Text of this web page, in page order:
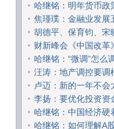
哈继铭：明年货币政
焦瑾璞：金融业发展
胡德平、保育钧、宋
财新峰会《中国改革
哈继铭：“微调”怎么
汪涛：地产调控要调
卢迈：新的一年不会
李扬：要优化投资资
哈继铭：中国经济硬
哈继铭：如何理解A